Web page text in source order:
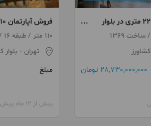
فروش آپارتمان ۲۲۱ متری در بلوار
28,730,000,000 تومان
برج پلازا پالاس
110 متر / طبقه 16 / ساخت 1401
تهران- بلوار
مبلغ
بیش از 12 ماه پیش